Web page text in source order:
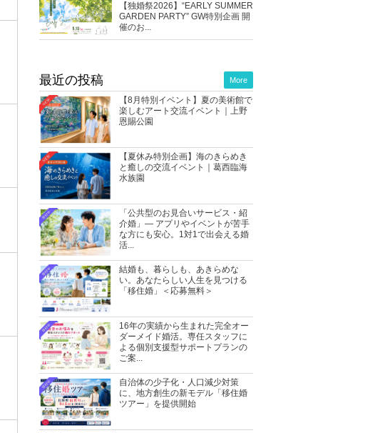
【独婚祭2026】“EARLY SUMMER
GARDEN PARTY” GW特別企画 開
催のお...
最近の投稿
【8月特別イベント】夏の美術館で
楽しむアート交流イベント｜上野
恩賜公園
【夏休み特別企画】海のきらめき
と癒しの交流イベント｜葛西臨海
水族園
「公共型のお見合いサービス・紹
介婚」― アプリやイベントが苦手
な方にも安心。1対1で出会える婚
活...
結婚も、暮らしも、あきらめな
い。あなたらしい人生を見つける
「移住婚」＜応募無料＞
16年の実績から生まれた完全オー
ダーメイド婚活。専任スタッフに
よる個別支援型サポートプランの
ご案...
自治体の少子化・人口減少対策
に、地方創生の新モデル「移住婚
ツアー」を提供開始
More